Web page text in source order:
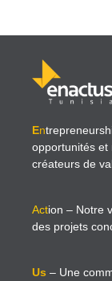
En
opportunités et
créateurs de
Action – Notre
des projets
Us – Une